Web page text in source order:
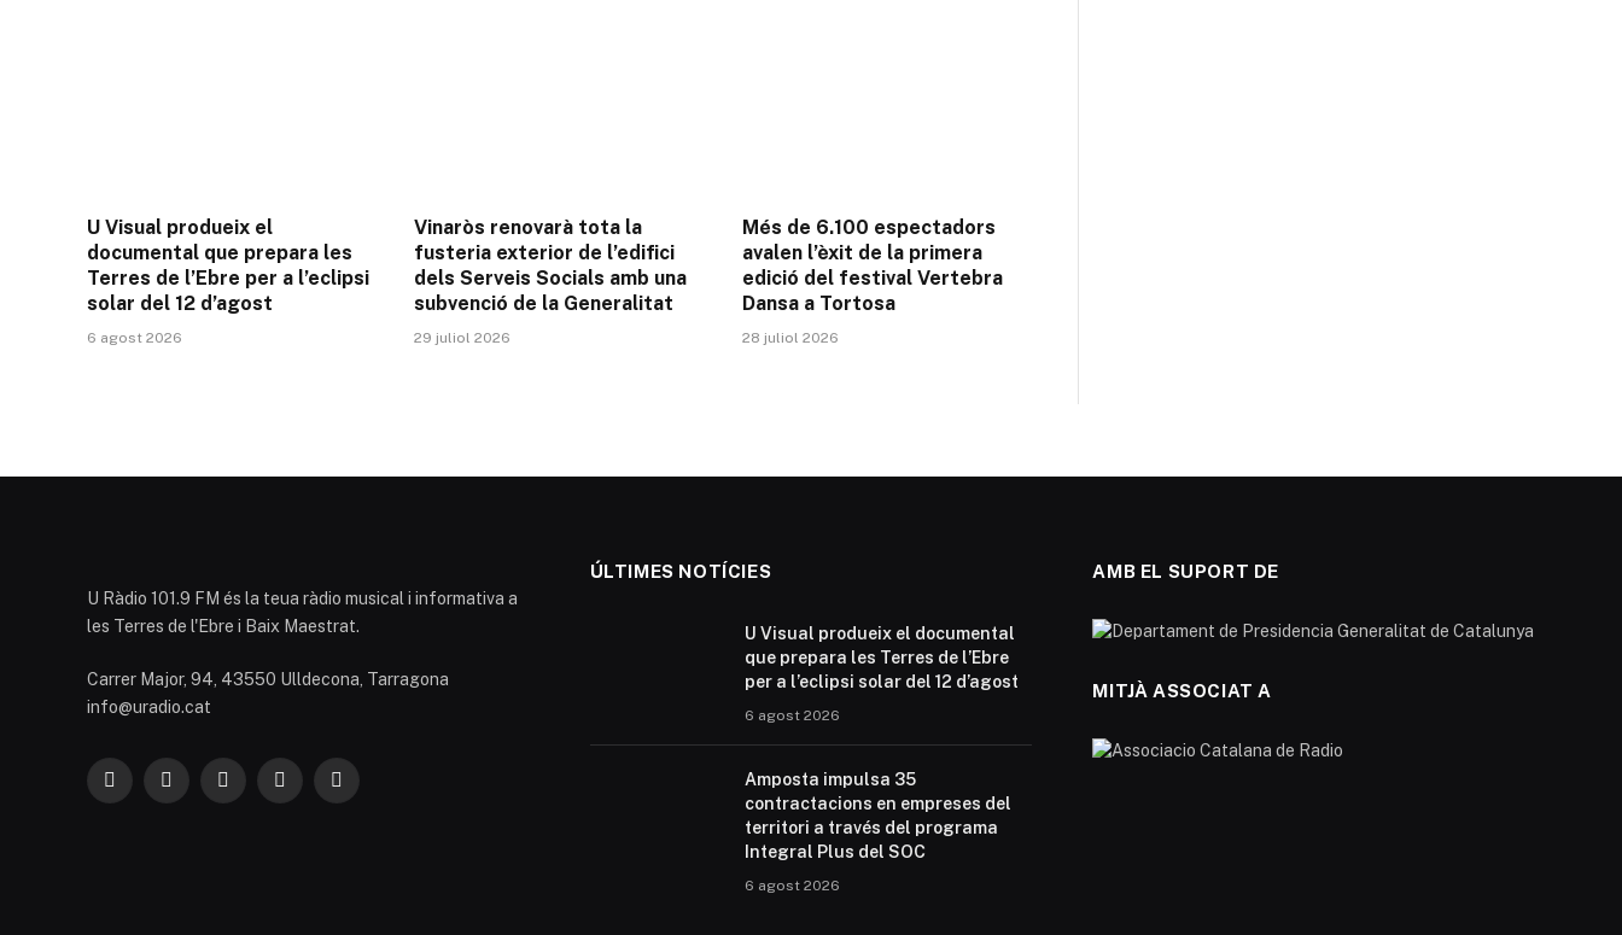
U Visual produeix el
documental que prepara les
Terres de l’Ebre per a l’eclipsi
solar del 12 d’agost
6 agost 2026
Vinaròs renovarà tota la
fusteria exterior de l’edifici
dels Serveis Socials amb una
subvenció de la Generalitat
29 juliol 2026
Més de 6.100 espectadors
avalen l’èxit de la primera
edició del festival Vertebra
Dansa a Tortosa
28 juliol 2026
U Ràdio 101.9 FM és la teua ràdio musical i informativa a
les Terres de l'Ebre i Baix Maestrat.
Carrer Major, 94, 43550 Ulldecona, Tarragona
info@uradio.cat
Facebook
X
InstagramYouTubeTikTok
ÚLTIMES NOTÍCIES
U Visual produeix el documental
que prepara les Terres de l’Ebre
per a l’eclipsi solar del 12 d’agost
6 agost 2026
Amposta impulsa 35
contractacions en empreses del
territori a través del programa
Integral Plus del SOC
6 agost 2026
AMB EL SUPORT DE
MITJÀ ASSOCIAT A